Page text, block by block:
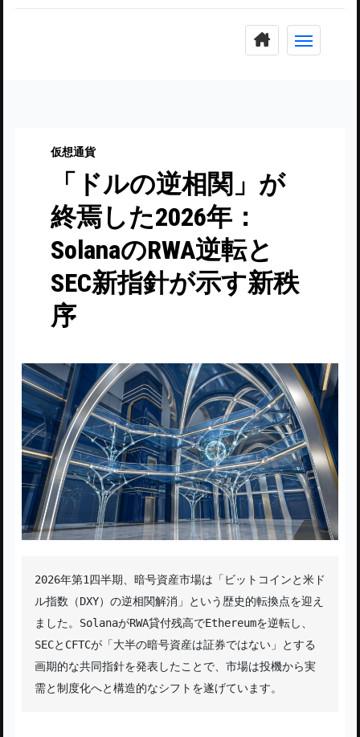
仮想通貨
「ドルの逆相関」が
終焉した2026年：
SolanaのRWA逆転と
SEC新指針が示す新秩
序
2026年第1四半期、暗号資産市場は「ビットコインと米ド
ル指数（DXY）の逆相関解消」という歴史的転換点を迎え
ました。SolanaがRWA貸付残高でEthereumを逆転し、
SECとCFTCが「大半の暗号資産は証券ではない」とする
画期的な共同指針を発表したことで、市場は投機から実
需と制度化へと構造的なシフトを遂げています。